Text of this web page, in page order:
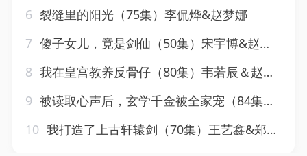
6 裂缝里的阳光（75集）李侃烨&赵梦娜
7 傻子女儿，竟是剑仙（50集）宋宇博&赵梦娜
8 我在皇宫教养反骨仔（80集）韦若辰＆赵昱萱
9 被读取心声后，玄学千金被全家宠（84集）宋晨＆赵早儿
10 我打造了上古轩辕剑（70集）王艺鑫&郑天阳